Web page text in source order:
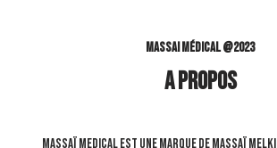
Massai Médical @2023
A propos
Massaï Medical est une marque de Massaï